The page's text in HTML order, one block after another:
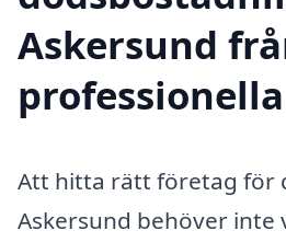
Askersund
Att hitta rätt företag för
Askersund behöver inte